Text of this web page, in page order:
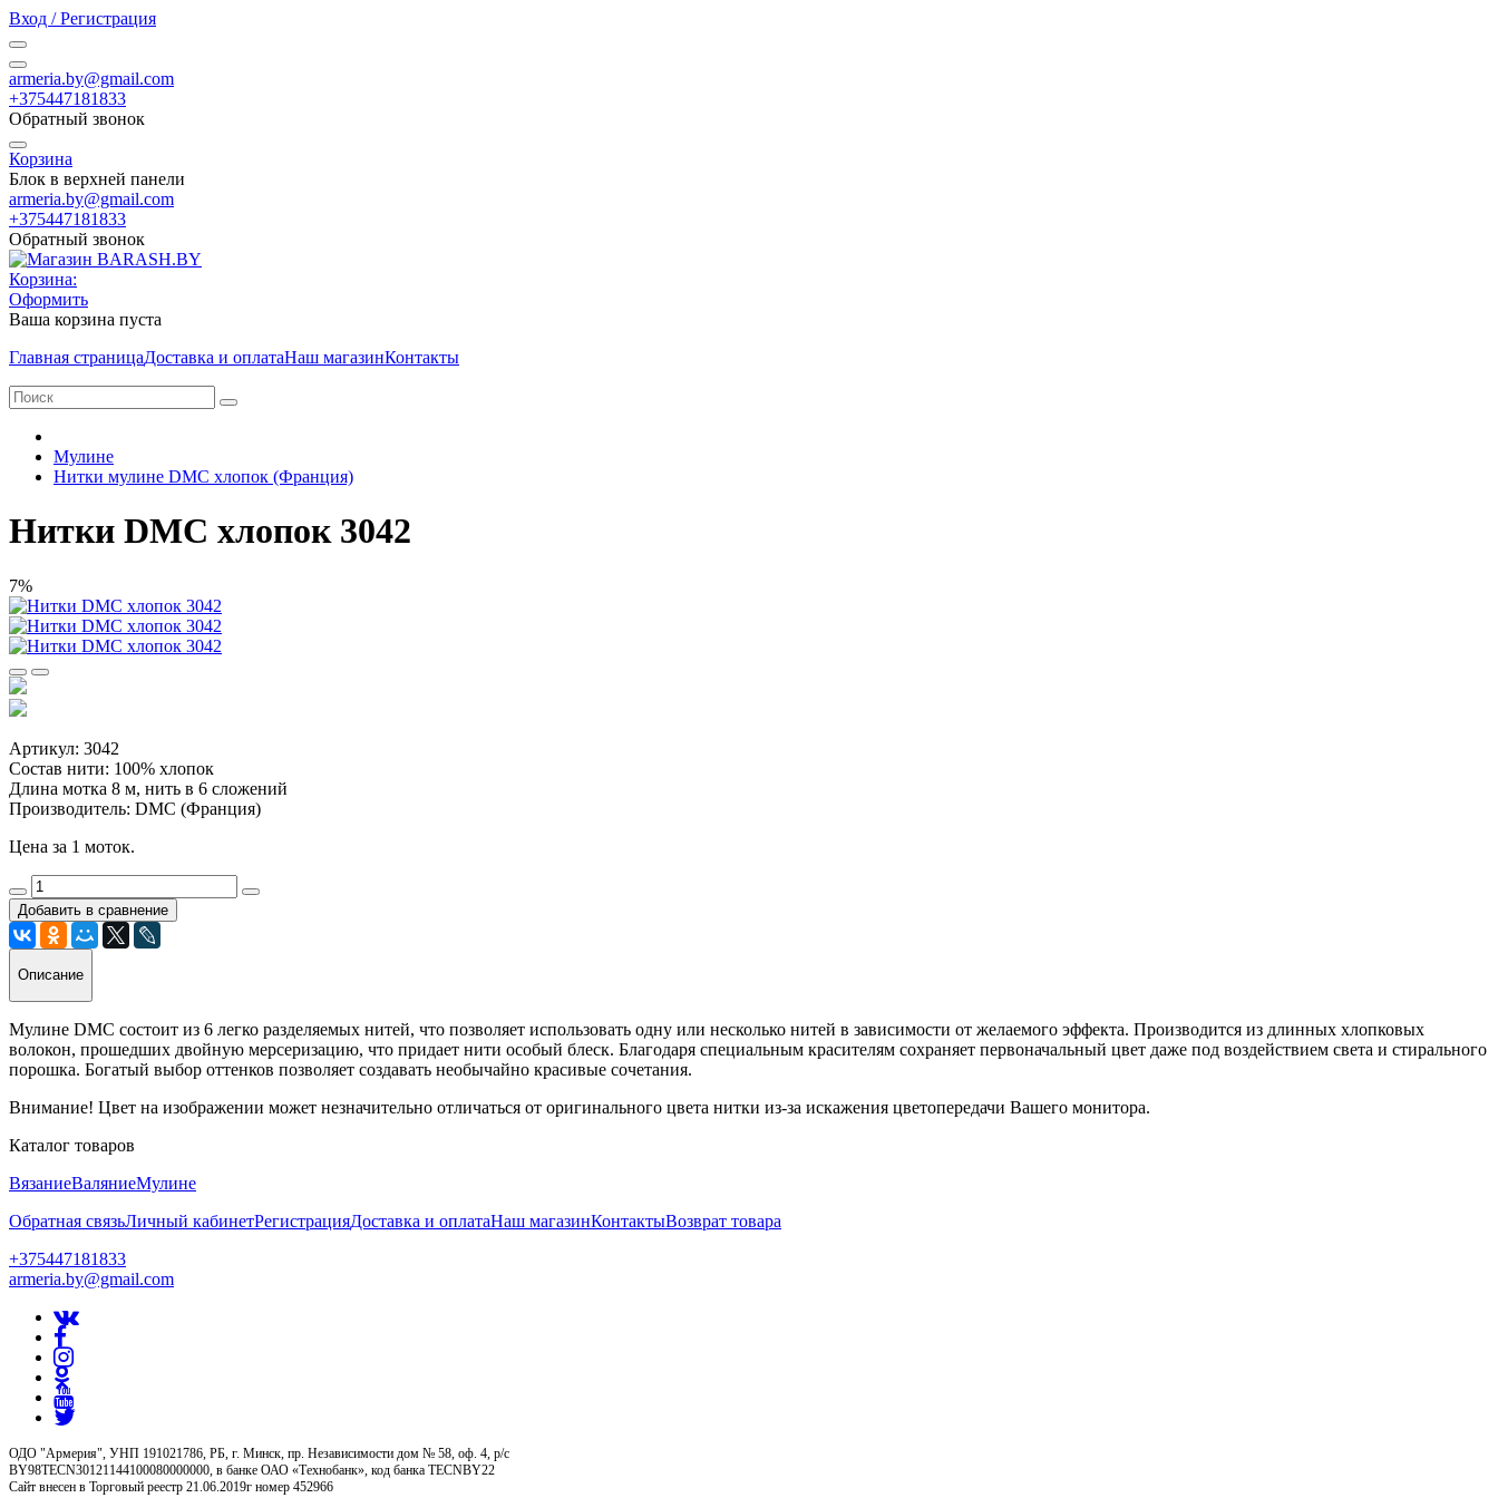
Вход / Регистрация
armeria.by@gmail.com
+375447181833
Обратный звонок
Корзина
Блок в верхней панели
armeria.by@gmail.com
+375447181833
Обратный звонок
Корзина:
Оформить
Ваша корзина пуста
Главная страницаДоставка и оплатаНаш магазинКонтакты
Мулине
Нитки мулине DMC хлопок (Франция)
Нитки DMC хлопок 3042
7%
Артикул: 3042
Состав нити: 100% хлопок
Длина мотка 8 м, нить в 6 сложений
Производитель: DMC (Франция)
Цена за 1 моток.
Добавить в сравнение
Описание
Мулине DMC состоит из 6 легко разделяемых нитей, что позволяет использовать одну или несколько нитей в зависимости от желаемого эффекта. Производится из длинных хлопковых
волокон, прошедших двойную мерсеризацию, что придает нити особый блеск. Благодаря специальным красителям сохраняет первоначальный цвет даже под воздействием света и стирального
порошка. Богатый выбор оттенков позволяет создавать необычайно красивые сочетания.
Внимание! Цвет на изображении может незначительно отличаться от оригинального цвета нитки из-за искажения цветопередачи Вашего монитора.
Каталог товаров
ВязаниеВаляниеМулине
Обратная связьЛичный кабинетРегистрацияДоставка и оплатаНаш магазинКонтактыВозврат товара
+375447181833
armeria.by@gmail.com
ОДО "Армерия", УНП 191021786, РБ, г. Минск, пр. Независимости дом № 58, оф. 4, р/с
BY98TECN30121144100080000000, в банке ОАО «Технобанк», код банка TECNBY22
Сайт внесен в Торговый реестр 21.06.2019г номер 452966